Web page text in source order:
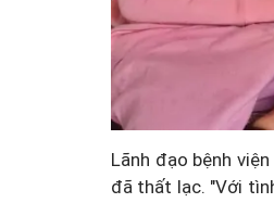
Lãnh đạo bệnh
đã thất lạc. "Với